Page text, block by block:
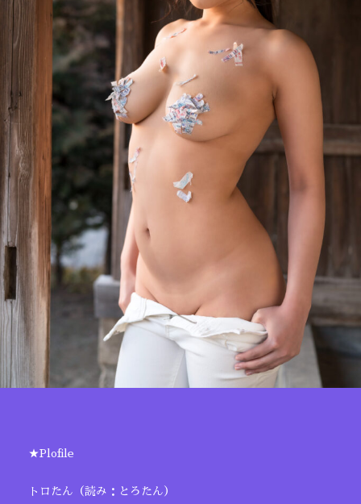
★Plofile
トロたん（読み：とろたん）